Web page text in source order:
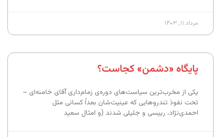
مرداد ۱۱, ۱۴۰۳
پایگاه «دشمن» کجاست؟
یکی از مخرب‌ترین سیاست‌های دوره‌ی زمام‌داری آقای خامنه‌ای –
تحت نفوذ تندروهایی که عینیت‌شان بعداً کسانی مثل
احمدی‌نژاد، رییسی و جلیلی شدند (و امثال سعید